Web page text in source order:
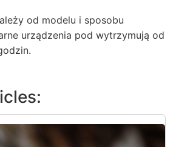
od modelu i sposobu
urządzenia pod wytrzymują od